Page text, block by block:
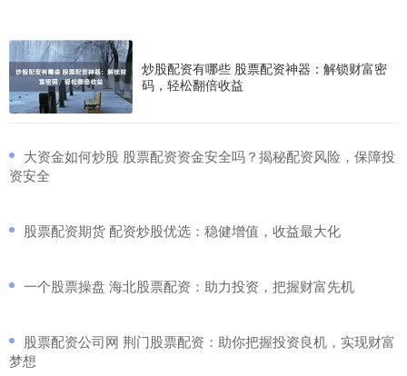
炒股配资有哪些 股票配资神器：解锁财富密
码，轻松翻倍收益
​大资金如何炒股 股票配资资金安全吗？揭秘配资风险，保障投
资安全
​股票配资期货 配资炒股优选：稳健增值，收益最大化
​一个股票操盘 海北股票配资：助力投资，把握财富先机
​股票配资公司网 荆门股票配资：助你把握投资良机，实现财富
梦想